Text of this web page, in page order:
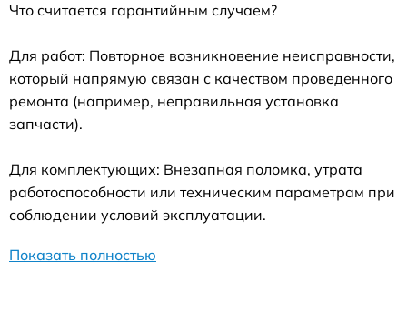
Что считается гарантийным случаем?
Для работ: Повторное возникновение неисправности,
который напрямую связан с качеством проведенного
ремонта (например, неправильная установка
запчасти).
Для комплектующих: Внезапная поломка, утрата
работоспособности или техническим параметрам при
соблюдении условий эксплуатации.
Показать полностью